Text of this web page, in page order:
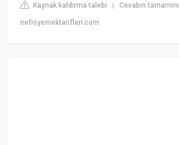
Kaynak kaldırma talebi |Cevabın
nefisyemektarifleri.com